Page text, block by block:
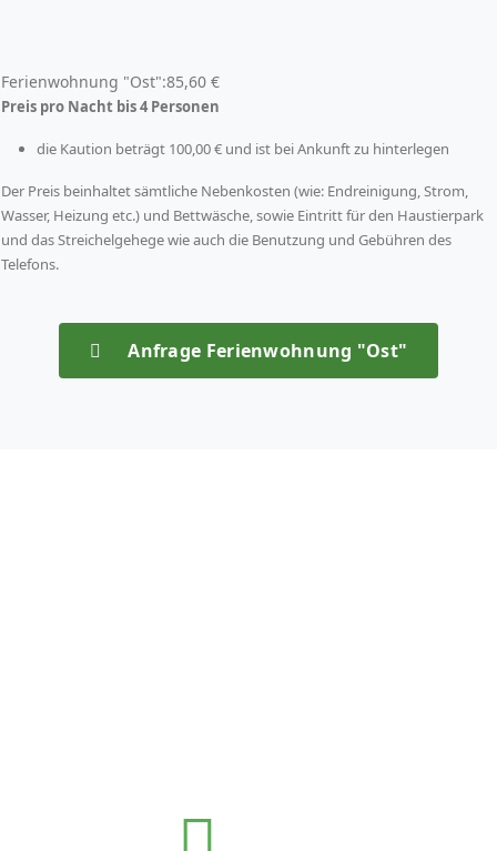
Ferienwohnung "Ost":85,60 €
Preis pro Nacht bis 4 Personen
die Kaution beträgt 100,00 € und ist bei Ankunft zu hinterlegen
Der Preis beinhaltet sämtliche Nebenkosten (wie: Endreinigung, Strom,
Wasser, Heizung etc.) und Bettwäsche, sowie Eintritt für den Haustierpark
und das Streichelgehege wie auch die Benutzung und Gebühren des
Telefons.
Anfrage Ferienwohnung "Ost"